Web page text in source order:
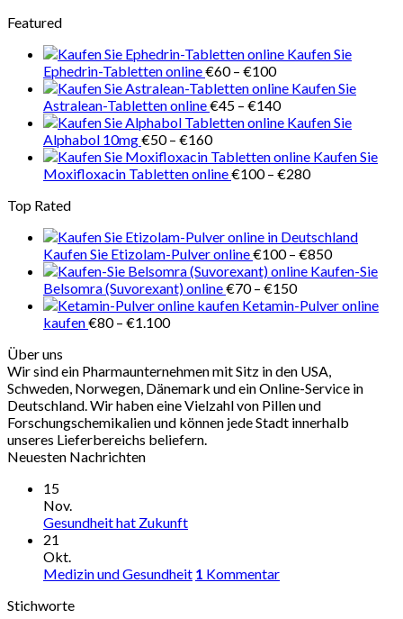
Featured
Kaufen Sie
Ephedrin-Tabletten online€60 – €100Preisspanne:
€60
bis
€100
Kaufen Sie
Astralean-Tabletten online€45 – €140Preisspanne:
€45
€140
Kaufen Sie
Alphabol 10mg€50 – €160Preisspanne:
€50
bis
Kaufen Sie
Moxifloxacin Tabletten online€100 – €280Preisspanne:
Top Rated
Kaufen Sie Etizolam-Pulver online€100 – €850
€100
€850
Kaufen-Sie
Belsomra (Suvorexant) online€70 – €150Preisspanne:
€70
Ketamin-Pulver online
kaufen€80 – €1.100Preisspanne:
€1.100
Über uns
Wir sind ein Pharmaunternehmen mit Sitz in den USA,
Schweden, Norwegen, Dänemark und ein Online-Service in
Deutschland. Wir haben eine Vielzahl von Pillen und
Forschungschemikalien und können jede Stadt innerhalb
unseres Lieferbereichs beliefern.
Neuesten Nachrichten
15
Nov.
Gesundheit hat Zukunft
21
Okt.
Medizin und Gesundheit 1 Kommentar
Stichworte